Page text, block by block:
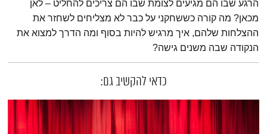
הרגע שבו הם מגיעים לצומת שבו הם צריכים להחליט – לאן
מכאן? מה קורה כששחקני על כבר לא מצליחים לשחזר את
ההצלחות שלהם, איך מרגיש להיות בסוף ומה הדרך למצוא את
הנקודה שבה משנים גישה?
כדאי להקשיב גם: